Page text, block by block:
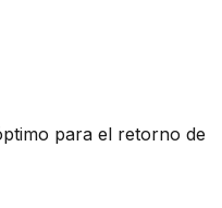
para el retorno de